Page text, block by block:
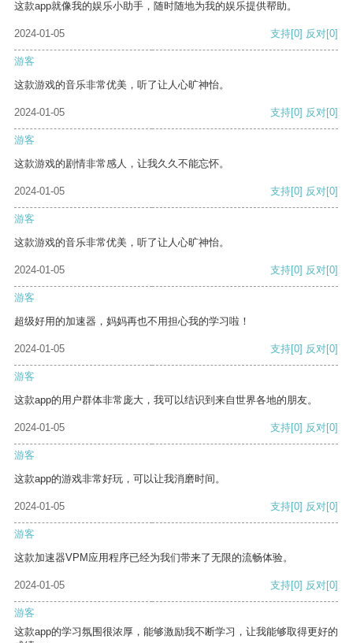
这款app就像我的娱乐小助手，随时随地为我的娱乐提供帮助。
2024-01-05 支持[0] 反对[0]
游客
这款游戏的音乐非常优美，听了让人心旷神怡。
2024-01-05 支持[0] 反对[0]
游客
这款游戏的剧情非常感人，让我久久不能忘怀。
2024-01-05 支持[0] 反对[0]
游客
这款游戏的音乐非常优美，听了让人心旷神怡。
2024-01-05 支持[0] 反对[0]
游客
超级好用的加速器，妈妈再也不用担心我的学习啦！
2024-01-05 支持[0] 反对[0]
游客
这款app的用户群体非常庞大，我可以结识到来自世界各地的朋友。
2024-01-05 支持[0] 反对[0]
游客
这款app的游戏非常好玩，可以让我消磨时间。
2024-01-05 支持[0] 反对[0]
游客
这款加速器VPM应用程序已经为我们带来了无限的流畅体验。
2024-01-05 支持[0] 反对[0]
游客
这款app的学习氛围很浓厚，能够激励我不断学习，让我能够取得更好的